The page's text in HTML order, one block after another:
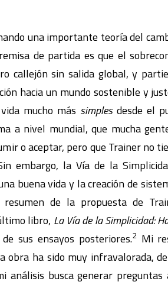
una importante teoría del
de partida es que el
callejón sin salida global, y
hacia un mundo sostenible y
mucho más simplesdesde el
a nivel mundial, que mucha
o aceptar, pero que Trainer no
embargo, la Vía de la
buena vida y la creación de
de la propuesta de
libro, La Vía de la Simplicidad:
sus ensayos posteriores.2Mi
ha sido muy infravalorada,
busca generar preguntas